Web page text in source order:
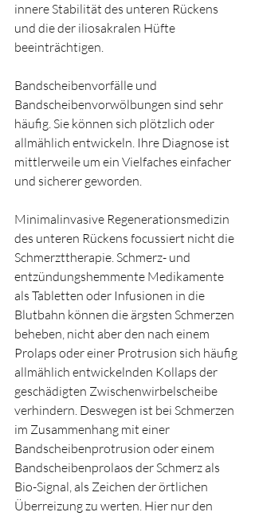
innere Stabilität des unteren Rückens
und die der iliosakralen Hüfte
beeinträchtigen.
Bandscheibenvorfälle und
Bandscheibenvorwölbungen sind sehr
häufig. Sie können sich plötzlich oder
allmählich entwickeln. Ihre Diagnose ist
mittlerweile um ein Vielfaches einfacher
und sicherer geworden.
Minimalinvasive Regenerationsmedizin
des unteren Rückens focussiert nicht die
Schmerzttherapie. Schmerz- und
entzündungshemmente Medikamente
als Tabletten oder Infusionen in die
Blutbahn können die ärgsten Schmerzen
beheben, nicht aber den nach einem
Prolaps oder einer Protrusion sich häufig
allmählich entwickelnden Kollaps der
geschädigten Zwischenwirbelscheibe
verhindern. Deswegen ist bei Schmerzen
im Zusammenhang mit einer
Bandscheibenprotrusion oder einem
Bandscheibenprolaos der Schmerz als
Bio-Signal, als Zeichen der örtlichen
Überreizung zu werten. Hier nur den